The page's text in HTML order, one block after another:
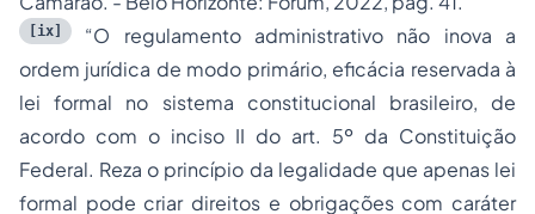
[ix]
“O regulamento administrativo não inova a
ordem jurídica de modo primário, eficácia reservada à
lei formal no sistema constitucional brasileiro, de
acordo com o inciso II do art. 5º da Constituição
Federal. Reza o princípio da legalidade que apenas lei
formal pode criar direitos e obrigações com caráter